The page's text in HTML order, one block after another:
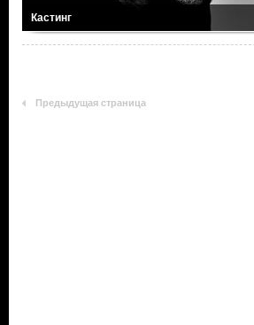
Кастинг
Предыдущая страница